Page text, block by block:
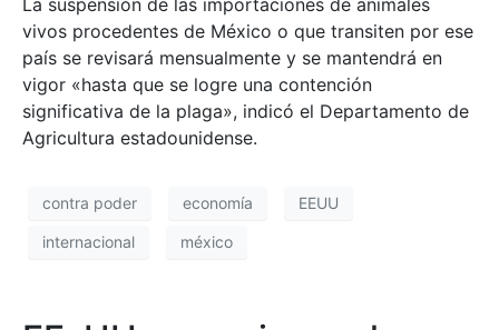
vivos procedentes de México o que transiten por ese
país se revisará mensualmente y se mantendrá en
vigor «hasta que se logre una contención
significativa de la plaga», indicó el Departamento de
Agricultura estadounidense.
contra poder economía EEUU
internacional méxico